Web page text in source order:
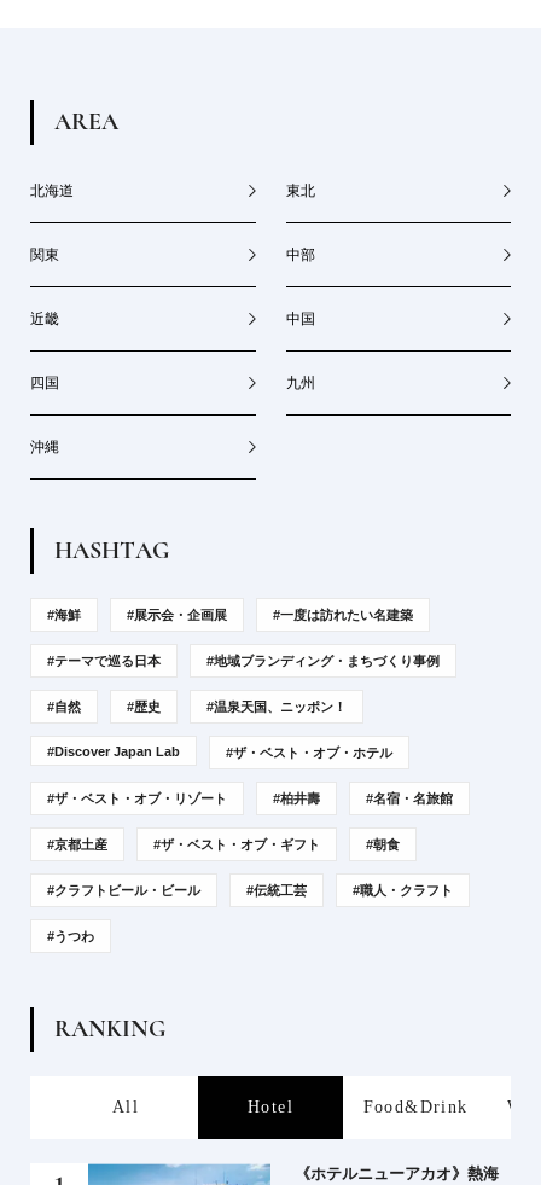
AREA
北海道 東北
関東 中部
近畿 中国
四国 九州
沖縄
HASHTAG
#海鮮 #展示会・企画展 #一度は訪れたい名建築
#テーマで巡る日本 #地域ブランディング・まちづくり事例
#自然 #歴史 #温泉天国、ニッポン！
#Discover Japan Lab #ザ・ベスト・オブ・ホテル
#ザ・ベスト・オブ・リゾート #柏井壽 #名宿・名旅館
#京都土産 #ザ・ベスト・オブ・ギフト #朝食
#クラフトビール・ビール #伝統工芸 #職人・クラフト
#うつわ
RANKING
All Hotel Food&Drink
《ホテルニューアカオ》熱海